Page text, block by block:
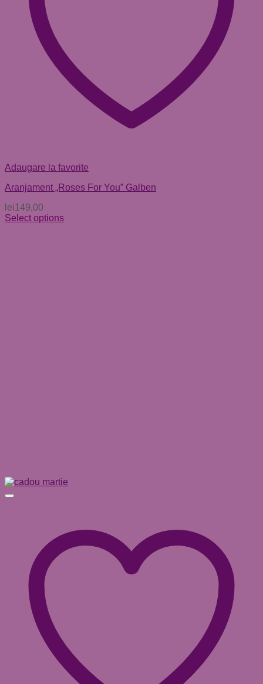
Adaugare la favorite
Aranjament „Roses For You” Galben
lei149,00
Select options